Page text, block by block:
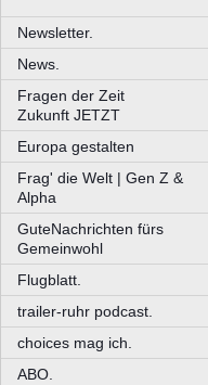
Newsletter.
News.
Fragen der Zeit
Zukunft JETZT
Europa gestalten
Frag' die Welt | Gen Z &
Alpha
GuteNachrichten fürs
Gemeinwohl
Flugblatt.
trailer-ruhr podcast.
choices mag ich.
ABO.